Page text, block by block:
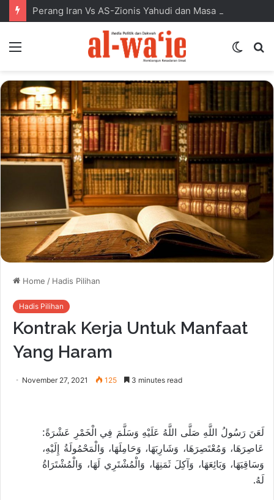
Switch
Home / Hadis Pilihan
Hadis Pilihan
Kontrak Kerja Untuk Manfaat
Yang Haram
November 27, 2021 125 3 minutes read
لَعَنَ رَسُولُ اللَّهِ صَلَّى اللَّهُ عَلَيْهِ وَسَلَّمَ فِي الْخَمْرِ عَشْرَةً:
عَاصِرَهَا، وَمُعْتَصِرَهَا، وَشَارِبَهَا، وَحَامِلَهَا، وَالْمَحْمُولَةُ إِلَيْهِ،
وَسَاقِيَهَا، وَبَائِعَهَا، وَآكِلَ ثَمَنِهَا، وَالْمُشْتَرِي لَهَا، وَالْمُشْتَرَاةُ
لَهُ.